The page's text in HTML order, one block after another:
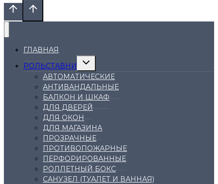
ГЛАВНАЯ
РОЛЬСТАВНИ
Переключить
меню
АВТОМАТИЧЕСКИЕ
АНТИВАНДАЛЬНЫЕ
БАЛКОН И ШКАФ
ДЛЯ ДВЕРЕЙ
ДЛЯ ОКОН
ДЛЯ МАГАЗИНА
ПРОЗРАЧНЫЕ
ПРОТИВОПОЖАРНЫЕ
ПЕРФОРИРОВАННЫЕ
РОЛЛЕТНЫЙ БОКС
САНУЗЕЛ (ТУАЛЕТ И ВАННАЯ)